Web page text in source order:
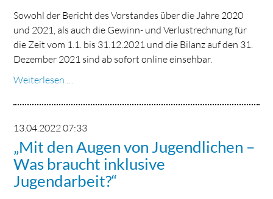
Sowohl der Bericht des Vorstandes über die Jahre 2020
und 2021, als auch die Gewinn- und Verlustrechnung für
die Zeit vom 1.1. bis 31.12.2021 und die Bilanz auf den 31.
Dezember 2021 sind ab sofort online einsehbar.
Weiterlesen …
Vorstandes
über
Jahre
2020
und
13.04.2022 07:33
„Mit den Augen von Jugendlichen –
Was braucht inklusive
Jugendarbeit?“